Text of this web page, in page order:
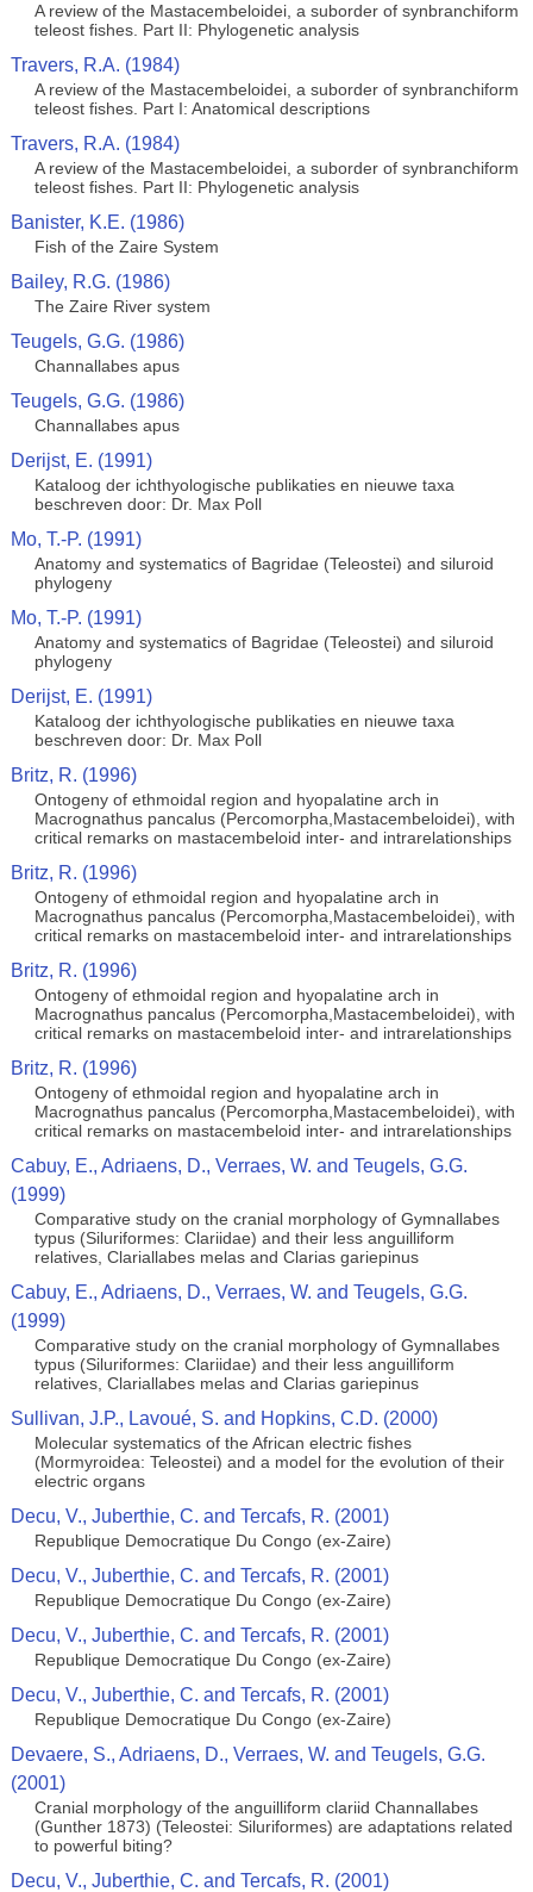
A review of the Mastacembeloidei, a suborder of synbranchiform
teleost fishes. Part II: Phylogenetic analysis
Travers, R.A. (1984)
A review of the Mastacembeloidei, a suborder of synbranchiform
teleost fishes. Part I: Anatomical descriptions
Travers, R.A. (1984)
A review of the Mastacembeloidei, a suborder of synbranchiform
teleost fishes. Part II: Phylogenetic analysis
Banister, K.E. (1986)
Fish of the Zaire System
Bailey, R.G. (1986)
The Zaire River system
Teugels, G.G. (1986)
Channallabes apus
Teugels, G.G. (1986)
Channallabes apus
Derijst, E. (1991)
Kataloog der ichthyologische publikaties en nieuwe taxa
beschreven door: Dr. Max Poll
Mo, T.-P. (1991)
Anatomy and systematics of Bagridae (Teleostei) and siluroid
phylogeny
Mo, T.-P. (1991)
Anatomy and systematics of Bagridae (Teleostei) and siluroid
phylogeny
Derijst, E. (1991)
Kataloog der ichthyologische publikaties en nieuwe taxa
beschreven door: Dr. Max Poll
Britz, R. (1996)
Ontogeny of ethmoidal region and hyopalatine arch in
Macrognathus pancalus (Percomorpha,Mastacembeloidei), with
critical remarks on mastacembeloid inter- and intrarelationships
Britz, R. (1996)
Ontogeny of ethmoidal region and hyopalatine arch in
Macrognathus pancalus (Percomorpha,Mastacembeloidei), with
critical remarks on mastacembeloid inter- and intrarelationships
Britz, R. (1996)
Ontogeny of ethmoidal region and hyopalatine arch in
Macrognathus pancalus (Percomorpha,Mastacembeloidei), with
critical remarks on mastacembeloid inter- and intrarelationships
Britz, R. (1996)
Ontogeny of ethmoidal region and hyopalatine arch in
Macrognathus pancalus (Percomorpha,Mastacembeloidei), with
critical remarks on mastacembeloid inter- and intrarelationships
Cabuy, E., Adriaens, D., Verraes, W. and Teugels, G.G.
(1999)
Comparative study on the cranial morphology of Gymnallabes
typus (Siluriformes: Clariidae) and their less anguilliform
relatives, Clariallabes melas and Clarias gariepinus
Cabuy, E., Adriaens, D., Verraes, W. and Teugels, G.G.
(1999)
Comparative study on the cranial morphology of Gymnallabes
typus (Siluriformes: Clariidae) and their less anguilliform
relatives, Clariallabes melas and Clarias gariepinus
Sullivan, J.P., Lavoué, S. and Hopkins, C.D. (2000)
Molecular systematics of the African electric fishes
(Mormyroidea: Teleostei) and a model for the evolution of their
electric organs
Decu, V., Juberthie, C. and Tercafs, R. (2001)
Republique Democratique Du Congo (ex-Zaire)
Decu, V., Juberthie, C. and Tercafs, R. (2001)
Republique Democratique Du Congo (ex-Zaire)
Decu, V., Juberthie, C. and Tercafs, R. (2001)
Republique Democratique Du Congo (ex-Zaire)
Decu, V., Juberthie, C. and Tercafs, R. (2001)
Republique Democratique Du Congo (ex-Zaire)
Devaere, S., Adriaens, D., Verraes, W. and Teugels, G.G.
(2001)
Cranial morphology of the anguilliform clariid Channallabes
(Gunther 1873) (Teleostei: Siluriformes) are adaptations related
to powerful biting?
Decu, V., Juberthie, C. and Tercafs, R. (2001)